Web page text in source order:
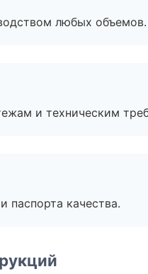
любых объемов.
и техническим
паспорта качества.